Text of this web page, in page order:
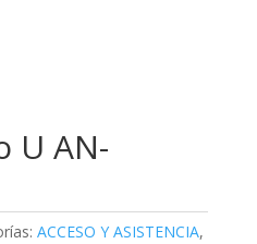
U AN-
ACCESO Y ASISTENCIA,